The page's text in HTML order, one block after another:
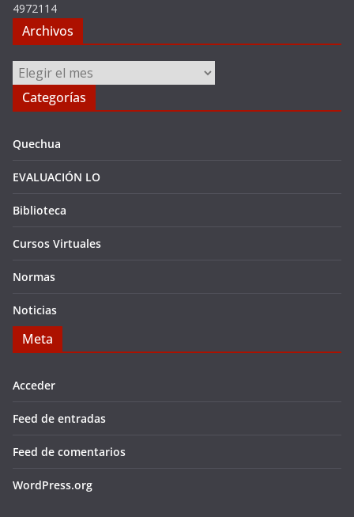
4972114
Archivos
Archivos
Categorías
Quechua
EVALUACIÓN LO
Biblioteca
Cursos Virtuales
Normas
Noticias
Meta
Acceder
Feed de entradas
Feed de comentarios
WordPress.org